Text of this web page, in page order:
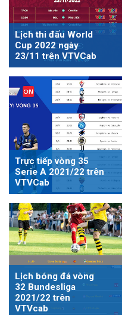
Lịch thi đấu World
Cup 2022 ngày
23/11 trên VTVCab
Trực tiếp vòng 35
Serie A 2021/22 trên
VTVCab
Lịch bóng đá vòng
32 Bundesliga
2021/22 trên
VTVcab